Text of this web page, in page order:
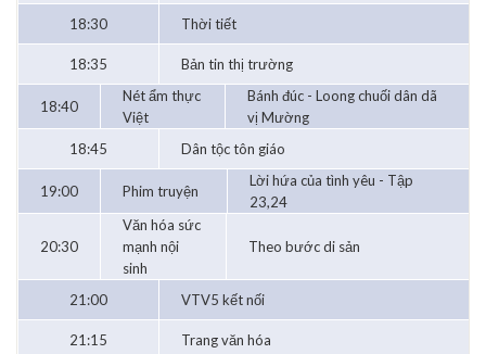
18:30 Thời tiết
18:35 Bản tin thị trường
18:40
Nét ẩm thực
Việt
Bánh đúc - Loong chuối dân dã
vị Mường
18:45
Dân tộc tôn giáo
19:00 Phim truyện
Lời hứa của tình yêu - Tập
23,24
20:30
Văn hóa sức
mạnh nội
sinh
Theo bước di sản
21:00 VTV5 kết nối
21:15 Trang văn hóa